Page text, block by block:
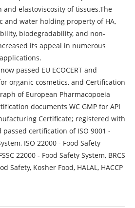
elastoviscosity of tissues.The
and water holding property of HA,
biodegradability, and non-
its appeal in numerous
passed EU ECOCERT and
organic cosmetics, and Certification
of European Pharmacopoeia
documents WC GMP for API
Certificate; registered with
passed certification of ISO 9001 -
ISO 22000 - Food Safety
22000 - Food Safety System, BRCS
Safety, Kosher Food, HALAL, HACCP